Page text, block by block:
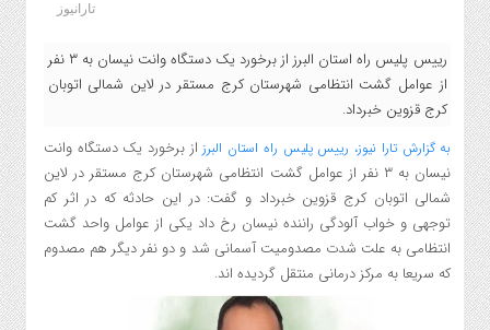
تارانیوز
رییس پلیس راه استان البرز از برخورد یک دستگاه وانت نیسان به ۳ نفر
از عوامل گشت انتظامی شهرستان کرج مستقر در لاین شمالی اتوبان
کرج قزوین خبرداد.
به گزارش تارا نیوز، رییس پلیس راه استان البرز از برخورد یک دستگاه وانت
نیسان به ۳ نفر از عوامل گشت انتظامی شهرستان کرج مستقر در لاین
شمالی اتوبان کرج قزوین خبرداد و گفت: در این حادثه که در اثر کم
توجهی و خواب آلودگی راننده نیسان رخ داد یکی از عوامل واحد گشت
انتظامی به علت شدت مصدومیت آسمانی شد و دو نفر دیگر هم مصدوم
که سریعا به مرکز درمانی منتقل گرديده اند.